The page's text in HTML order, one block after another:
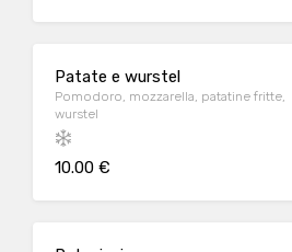
Patate e wurstel
Pomodoro, mozzarella, patatine fritte,
wurstel
10.00 €